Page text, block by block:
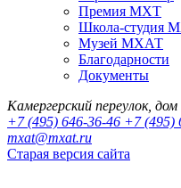
Премия МХТ
Школа-студия
Музей МХАТ
Благодарности
Документы
Камергерский переулок, дом
+7 (495) 646-36-46 +7 (495)
mxat@mxat.ru
Старая версия сайта